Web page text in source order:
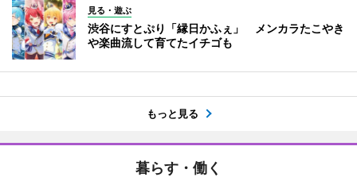
見る・遊ぶ
渋谷にすとぷり「縁日かふぇ」 メンカラたこやき
や楽曲流して育てたイチゴも
もっと見る
暮らす・働く